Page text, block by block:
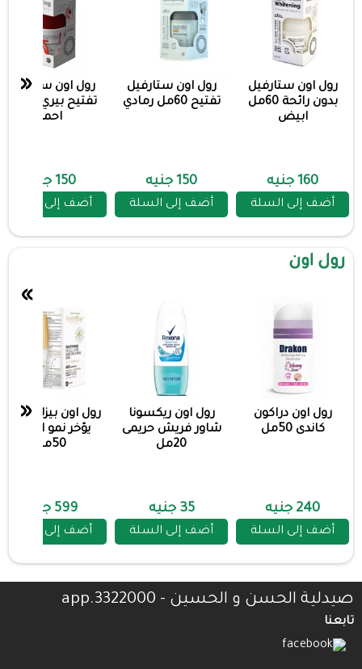
رول اون ستارفيل
بدون رائحة 60مل
ابيض
160 جنيه
أضف إلى السلة
رول اون ستارفيل
تفتيح 60مل رمادي
150 جنيه
أضف إلى السلة
رول اون ستارفيل
احمر
150 جنيه
أضف إلى السلة
«
رول اون
رول اون دراكون
كاندى 50مل
240 جنيه
أضف إلى السلة
رول اون ريكسونا
شاور فريش حريمى
20مل
35 جنيه
أضف إلى السلة
رول اون بيزلين جولد
يؤخر نمو الشعر
50مل
599 جنيه
أضف إلى السلة
»
«
صيدلية الحسن و الحسين - 3322000.app
تابعنا